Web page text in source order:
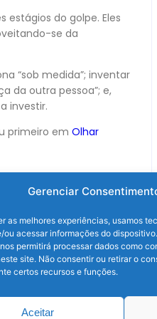
Gerenciar
as melhores experiências, usamos
ou acessar informações do
permitirá processar dados como
site. Não consentir ou retirar o
certos recursos e funções.
Aceitar
do golpe. Eles
se da
“sob medida”; inventar
da outra pessoa”; e,
investir.
primeiro em Olhar
Próximo post